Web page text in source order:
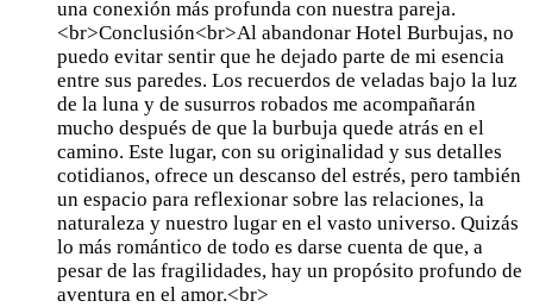
una conexión más profunda con nuestra pareja.
<br>Conclusión<br>Al abandonar Hotel Burbujas, no
puedo evitar sentir que he dejado parte de mi esencia
entre sus paredes. Los recuerdos de veladas bajo la luz
de la luna y de susurros robados me acompañarán
mucho después de que la burbuja quede atrás en el
camino. Este lugar, con su originalidad y sus detalles
cotidianos, ofrece un descanso del estrés, pero también
un espacio para reflexionar sobre las relaciones, la
naturaleza y nuestro lugar en el vasto universo. Quizás
lo más romántico de todo es darse cuenta de que, a
pesar de las fragilidades, hay un propósito profundo de
aventura en el amor.<br>